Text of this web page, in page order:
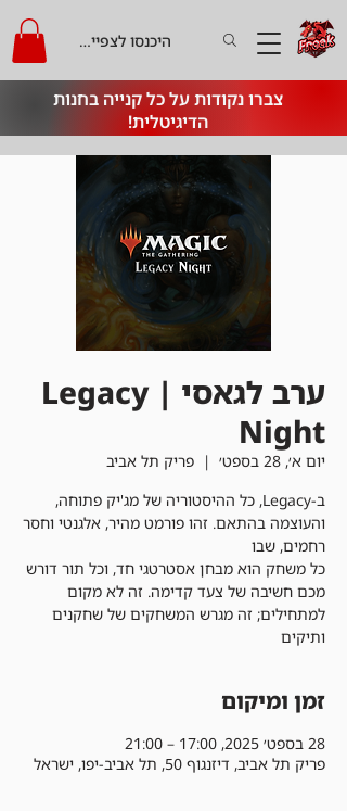
צברו נקודות על כל קנייה בחנות
הדיגיטלית!
היכנסו לצפייה בקרדיט
ערב לגאסי | Legacy
Night
יום א׳, 28 בספט׳
  |
פריק תל אביב
ב-Legacy, כל ההיסטוריה של מג'יק פתוחה,
והעוצמה בהתאם. זהו פורמט מהיר, אלגנטי וחסר
כל משחק הוא מבחן אסטרטגי חד, וכל תור דורש
מכם חשיבה של צעד קדימה. זה לא מקום
למתחילים; זה מגרש המשחקים של שחקנים
ותיקים
זמן ומיקום
28 בספט׳ 2025, 17:00 – 21:00
פריק תל אביב, דיזנגוף 50, תל אביב-יפו, ישראל